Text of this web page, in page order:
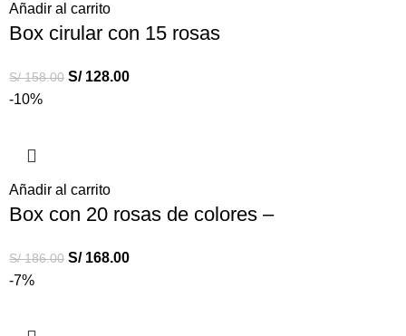
Añadir al carrito
Box cirular con 15 rosas
S/158.00 S/128.00
-10%
Añadir al carrito
Box con 20 rosas de colores –
S/186.00 S/168.00
-7%